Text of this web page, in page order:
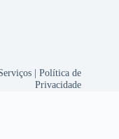
|Política de
Privacidade